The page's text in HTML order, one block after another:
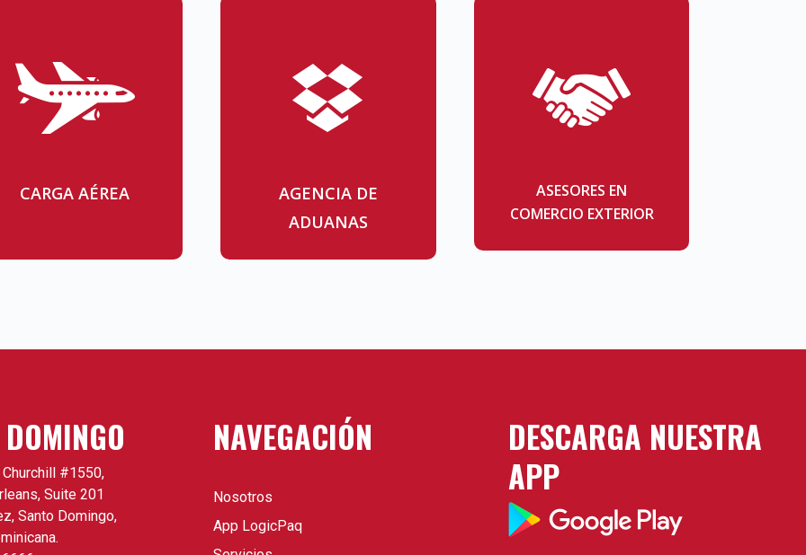
CARGA AÉREA
AGENCIA DE
ADUANAS
ASESORES EN
COMERCIO EXTERIOR
#1550,
Suite 201
Santo Domingo,
NAVEGACIÓN
Nosotros
App LogicPaq
DESCARGA NUESTRA
APP